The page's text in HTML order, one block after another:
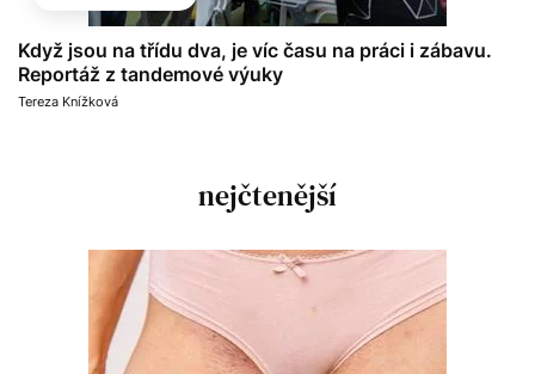
Když jsou na třídu dva, je víc času na práci i zábavu.
Reportáž z tandemové výuky
Tereza Knížková
nejčtenější